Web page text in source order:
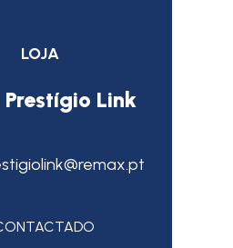
LOJA
Prestígio Link